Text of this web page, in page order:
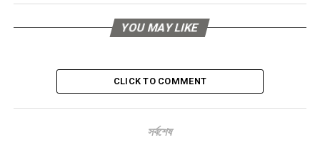
YOU MAY LIKE
CLICK TO COMMENT
সর্বশেষ